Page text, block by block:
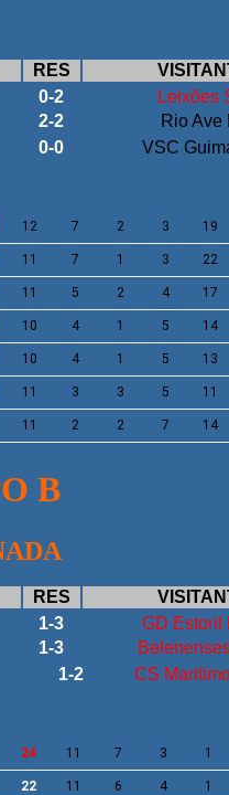
RES
0-2
Leixões
2-2
Rio Ave
0-0
VSC
12 7 2 3 19
11 7 1 3 22
11 5 2 4 17
10 4 1 5 14
10 4 1 5 13
11 3 3 5 11
11 2 2 7 14
B
RES
1-3
GD Estoril
1-3
1-2
CS
24 11 7 3 1
22 11 6 4 1